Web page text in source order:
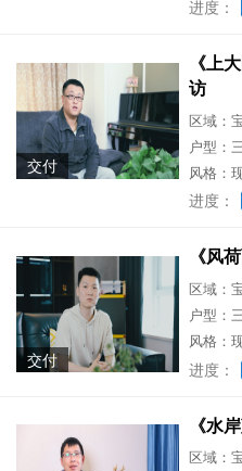
进度：
交付
《上
访
区域：
户型：
风格：
进度：
交付
《风
区域：
户型：
风格：
进度：
《水
区域：